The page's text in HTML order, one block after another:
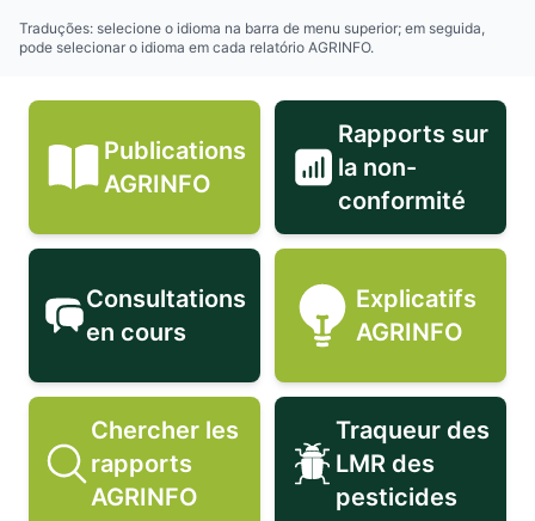
Traduções: selecione o idioma na barra de menu superior; em seguida,
pode selecionar o idioma em cada relatório AGRINFO.
Publications AGRINFO icon
Publications
AGRINFO
Rapports
Rapports sur
la non-
conformité
Consultations en cours icon
Consultations
en cours
Explicatifs
Explicatifs
AGRINFO
Chercher les rapports AGRINFO
Chercher les
rapports
AGRINFO
Traqueur
Traqueur des
LMR des
pesticides